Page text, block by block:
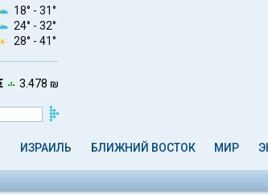
18° - 31°
24° - 32°
28° - 41°
3.478 ₪
ИЗРАИЛЬ БЛИЖНИЙ ВОСТОК МИР